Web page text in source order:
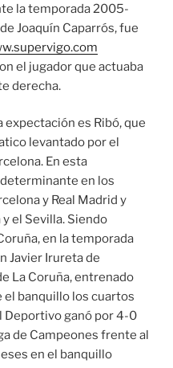
la temporada 2005-
Joaquín Caparrós, fue
el jugador que actuaba
derecha.
expectación es Ribó, que
levantado por el
En esta
en los
y Real Madrid y
el Sevilla. Siendo
en la temporada
Javier Irureta de
La Coruña, entrenado
el banquillo los cuartos
Deportivo ganó por 4-0
de Campeones frente al
en el banquillo